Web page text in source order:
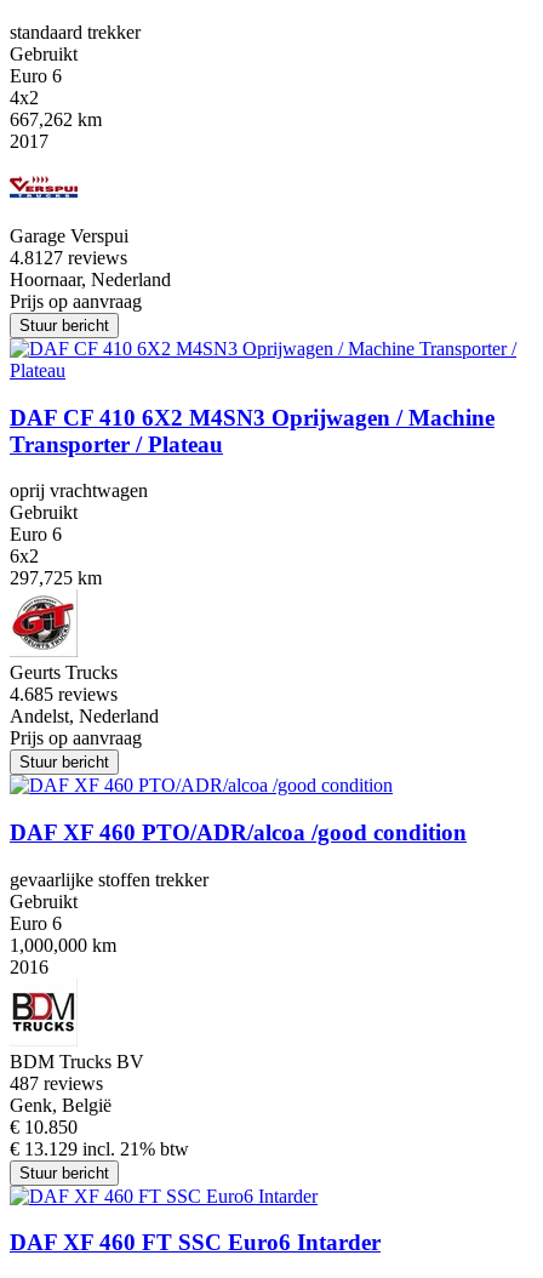
standaard trekker
Gebruikt
Euro 6
4x2
667,262 km
2017
Garage Verspui
4.8127 reviews
Hoornaar, Nederland
Prijs op aanvraag
Stuur bericht
DAF CF 410 6X2 M4SN3 Oprijwagen / Machine
Transporter / Plateau
oprij vrachtwagen
Gebruikt
Euro 6
6x2
297,725 km
Geurts Trucks
4.685 reviews
Andelst, Nederland
Prijs op aanvraag
Stuur bericht
DAF XF 460 PTO/ADR/alcoa /good condition
gevaarlijke stoffen trekker
Gebruikt
Euro 6
1,000,000 km
2016
BDM Trucks BV
487 reviews
Genk, België
€ 10.850
€ 13.129 incl. 21% btw
Stuur bericht
DAF XF 460 FT SSC Euro6 Intarder